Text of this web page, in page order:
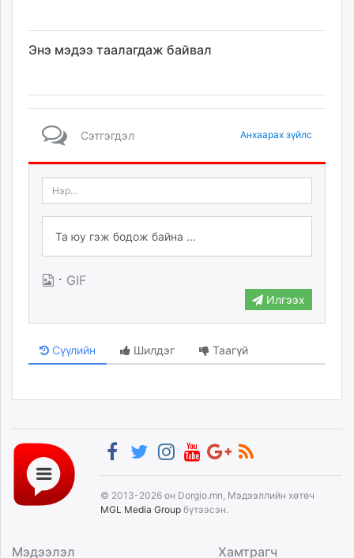
mass.mn
paparazzi.mn
unread.today
Энэ мэдээ таалагдаж байвал
Сэтгэгдэл Анхаарах зүйлс
· GIF
Илгээх
Сүүлийн Шилдэг Таагүй
© 2013-2026 он Dorgio.mn, Мэдээллийн хөтөч
MGL Media Group бүтээсэн.
Мэдээлэл Хамтрагч